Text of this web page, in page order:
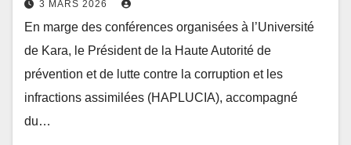
En marge des conférences organisées à l’Université
de Kara, le Président de la Haute Autorité de
prévention et de lutte contre la corruption et les
infractions assimilées (HAPLUCIA), accompagné
du…